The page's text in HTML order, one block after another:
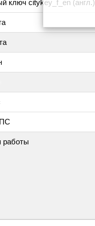
ключ citykey_f_en (англ.)
работы